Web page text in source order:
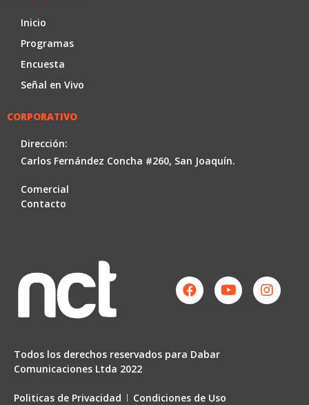
Inicio
Programas
Encuesta
Señal en Vivo
CORPORATIVO
Dirección:
Carlos Fernández Concha #260, San Joaquín.
Comercial
Contacto
Todos los derechos reservados para Dabar
Comunicaciones Ltda 2022
Politicas de Privacidad Condiciones de Uso